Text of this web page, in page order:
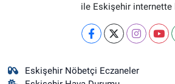
ile Eskişehir internette
Eskişehir Nöbetçi Eczaneler